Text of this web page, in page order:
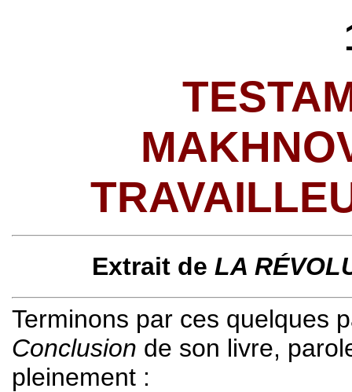
Extrait de LA
Terminons par ces quelques
Conclusion de son livre,
pleinement :